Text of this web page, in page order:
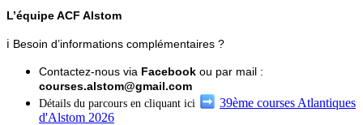
L’équipe ACF Alstom
ℹ️ Besoin d’informations complémentaires ?
Contactez-nous via Facebook ou par mail :
courses.alstom@gmail.com
Détails du parcours en cliquant ici
39ème courses Atlantiques
d'Alstom 2026